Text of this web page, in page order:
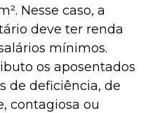
Nesse caso, a
deve ter renda
mínimos.
os aposentados
de deficiência, de
contagiosa ou